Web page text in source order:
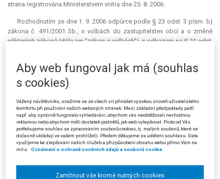
strana registrována Ministerstvem vnitra dne 25. 8. 2006.
Rozhodnutím ze dne 1. 9. 2006 odpůrce podle § 23 odst. 3 písm. b)
zákona č. 491/2001 Sb., o volbách do zastupitelstev obcí a o změně
některých zákonů (dále jen "zákon o volbách"), s odkazem na § 21 odst.
odůvodnění svého rozhodnutí uvedl, že v souladu s § 21 odst. 1 zákona
o volbách mohou podávat kandidátní listiny pro volby do zastupitelstva
obce volební strany. Dle § 20 odst. 1 téhož zákona mohou být volební
stranou pouze registrované politické strany a politická hnutí, jejichž
činnost nebyla pozastavena, a jejichkoalice, nezávislí kandidáti,
sdružení nezávislých kandidátů nebo sdružení politických stran nebo
politických hnutí a nezávislých kandidátů. Navrhovatel, jenž se označil na
doručené kandidátní listině za politickou stranu, v době doručení
kandidátní listiny správnímu orgánu ani v zákonné lhůtě pro podání
kandidátní listiny nebyl registrovanou politickou stranou, tudíž nemohl
Aby web fungoval jak má (souhlas
s cookies)
Vážený návštěvníku, snažíme se ze všech sil přinášet vysokou úroveň uživatelského
komfortu při používání našich webových stránek. Mezi základní předpoklady patří
např. aby správně fungovalo vyhledávání, abychom vás neobtěžovali nevhodnou
reklamou nebo abychom měli dostatek podnětů, jak web vylepšovat. Proto od Vás
potřebujeme souhlas se zpracováním souborů cookies, tj. malých souborů, které se
dočasně ukládají ve vašem prohlížeči. Předem děkujeme za udělení souhlasu. Data
využijeme ke zlepšování našich služeb a přizpůsobení obsahu webu přímo Vám na
míru. Oznámení o ochraně osobních údajů a souborů cookie
Zamítnout vše kromě nutných cookies